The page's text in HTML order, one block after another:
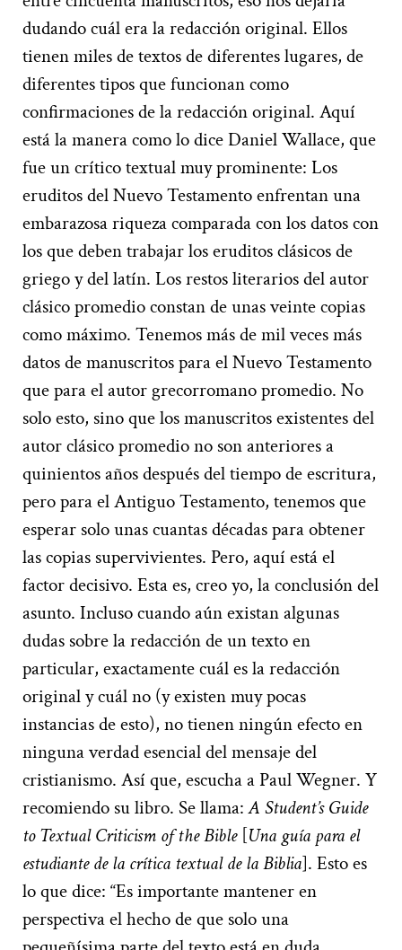
dudando cuál era la redacción original. Ellos
tienen miles de textos de diferentes lugares, de
diferentes tipos que funcionan como
confirmaciones de la redacción original. Aquí
está la manera como lo dice Daniel Wallace, que
fue un crítico textual muy prominente: Los
eruditos del Nuevo Testamento enfrentan una
embarazosa riqueza comparada con los datos con
los que deben trabajar los eruditos clásicos de
griego y del latín. Los restos literarios del autor
clásico promedio constan de unas veinte copias
como máximo. Tenemos más de mil veces más
datos de manuscritos para el Nuevo Testamento
que para el autor grecorromano promedio. No
solo esto, sino que los manuscritos existentes del
autor clásico promedio no son anteriores a
quinientos años después del tiempo de escritura,
pero para el Antiguo Testamento, tenemos que
esperar solo unas cuantas décadas para obtener
las copias supervivientes. Pero, aquí está el
factor decisivo. Esta es, creo yo, la conclusión del
asunto. Incluso cuando aún existan algunas
dudas sobre la redacción de un texto en
particular, exactamente cuál es la redacción
original y cuál no (y existen muy pocas
instancias de esto), no tienen ningún efecto en
ninguna verdad esencial del mensaje del
cristianismo. Así que, escucha a Paul Wegner. Y
recomiendo su libro. Se llama:A Student’s Guide
to Textual Criticism of the Bible [Una guía para el
estudiante de la crítica textual de la Biblia]. Esto es
lo que dice: “Es importante mantener en
perspectiva el hecho de que solo una